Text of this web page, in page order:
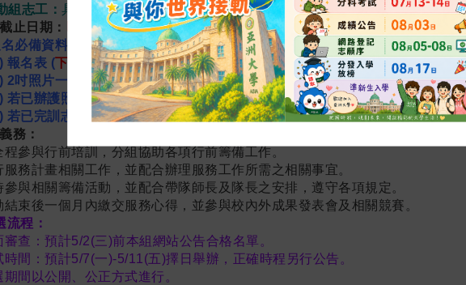
組志工： 具團康活動策畫與帶動、民俗技藝教學、手工藝製作等才藝。
止日期：
即日起～101/4/27(五)止，額滿為止。<送審資料恕不退還>
必備資料，填完後，請繳至服學組(行政大樓A118) ★☆
名表 (下方附件下載)。
照片一張。
已辦護照者，請附「護照內頁影本」。
已完訓志工培訓課程者，請附相關證明影本。
務：
程參與行前培訓，分組協助各項行前籌備工作。
服務計畫相關工作，並配合辦理服務工作所需之相關事宜。
參與相關籌備活動，並配合帶隊師長及隊長之安排，遵守各項規定。
結束後一個月內繳交服務心得，並參與校內外成果發表會及相關競賽。
流程：
審查：預計5/2(三)前本組網站公告合格名單。
時間：預計5/7(一)-5/11(五)擇日舉辦，正確時程另行公告。
期間以公開、公正方式進行。